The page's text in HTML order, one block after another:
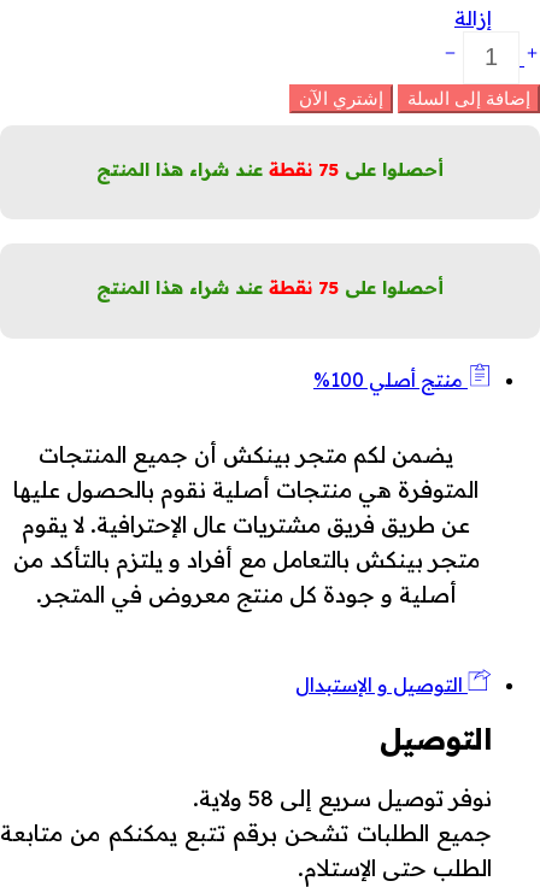
إزالة
أنف
بالفحم
لإزالة
إضافة إلى السلة إشتري الآن
أحصلوا على 75 نقطة عند شراء هذا المنتج
أحصلوا على 75 نقطة عند شراء هذا المنتج
منتج أصلي 100%
يضمن لكم متجر بينكش أن جميع المنتجات
المتوفرة هي منتجات أصلية نقوم بالحصول عليها
عن طريق فريق مشتريات عال الإحترافية. لا يقوم
متجر بينكش بالتعامل مع أفراد و يلتزم بالتأكد من
أصلية و جودة كل منتج معروض في المتجر.
التوصيل و الإستبدال
التوصيل
نوفر توصيل سريع إلى 58 ولاية.
جميع الطلبات تشحن برقم تتبع يمكنكم من متابعة
الطلب حتى الإستلام.